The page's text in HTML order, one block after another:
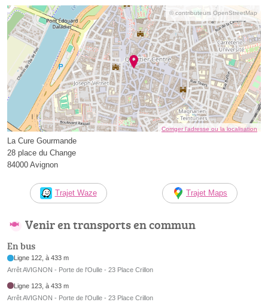
© contributeurs OpenStreetMap
Corriger l’adresse ou la localisation
La Cure Gourmande
28 place du Change
84000 Avignon
Trajet Waze Trajet Maps
Venir en transports en commun
En bus
Ligne 122, à 433 m
Arrêt AVIGNON - Porte de l'Oulle - 23 Place Crillon
Ligne 123, à 433 m
Arrêt AVIGNON - Porte de l'Oulle - 23 Place Crillon